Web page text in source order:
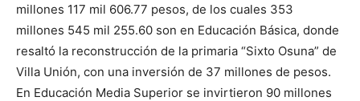
millones 117 mil 606.77 pesos, de los cuales 353
millones 545 mil 255.60 son en Educación Básica, donde
resaltó la reconstrucción de la primaria “Sixto Osuna” de
Villa Unión, con una inversión de 37 millones de pesos.
En Educación Media Superior se invirtieron 90 millones